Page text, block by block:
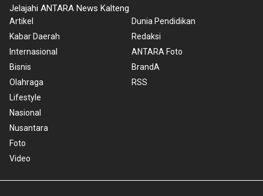
Jelajahi ANTARA News Kalteng
Artikel
Kabar Daerah
Internasional
Bisnis
Olahraga
Lifestyle
Nasional
Nusantara
Foto
Video
Dunia Pendidikan
Redaksi
ANTARA Foto
BrandA
RSS